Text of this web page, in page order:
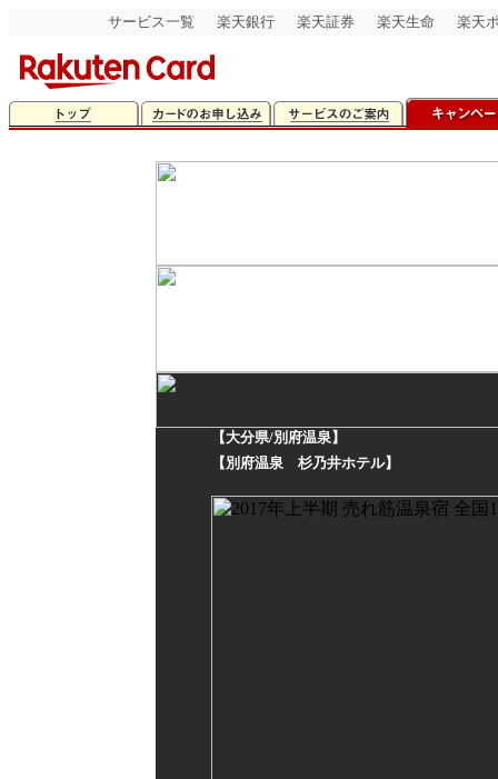
サービス一覧 楽天銀行 楽天証券 楽天生命 楽天
【大分県/別府温泉】
【別府温泉 杉乃井ホテル】